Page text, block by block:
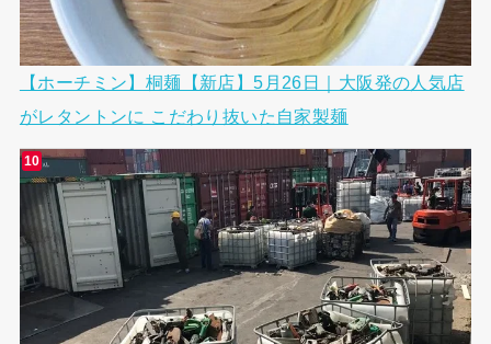
【ホーチミン】桐麺【新店】5月26日｜大阪発の人気店
がレタントンに こだわり抜いた自家製麺